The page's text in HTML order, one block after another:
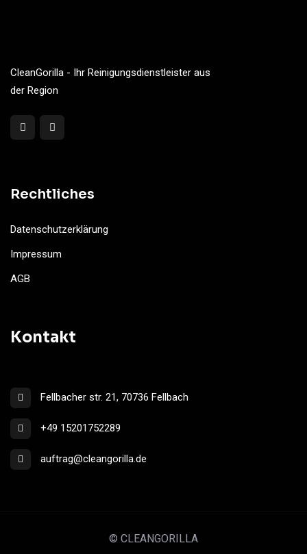
CleanGorilla - Ihr Reinigungsdienstleister aus
der Region
Rechtliches
Datenschutzerklärung
Impressum
AGB
Kontakt
Fellbacher str. 21, 70736 Fellbach
+49 15201752289
auftrag@cleangorilla.de
© CLEANGORILLA